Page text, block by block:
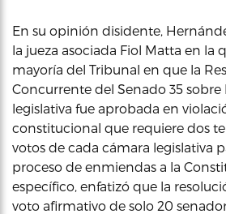
En su opinión disidente,
la jueza asociada Fiol Matta en la
mayoría del Tribunal en que la
Concurrente del Senado 35 sobre
legislativa fue aprobada en
constitucional que requiere dos
votos de cada cámara legislativa
proceso de enmiendas a la
específico, enfatizó que la
voto afirmativo de solo 20